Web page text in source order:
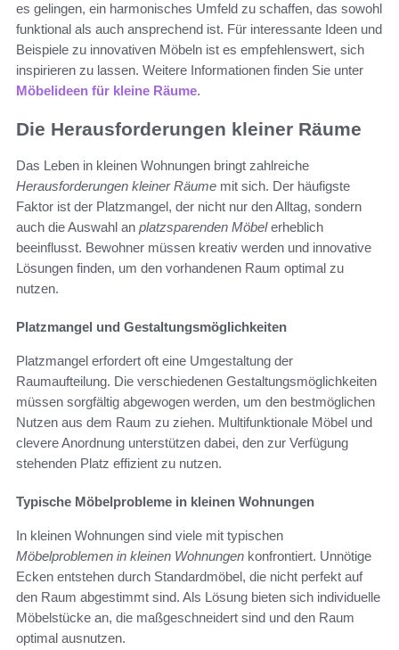
es gelingen, ein harmonisches Umfeld zu schaffen, das sowohl
funktional als auch ansprechend ist. Für interessante Ideen und
Beispiele zu innovativen Möbeln ist es empfehlenswert, sich
inspirieren zu lassen. Weitere Informationen finden Sie unter
Möbelideen für kleine Räume.
Die Herausforderungen kleiner Räume
Das Leben in kleinen Wohnungen bringt zahlreiche
Herausforderungen kleiner Räume mit sich. Der häufigste
Faktor ist der Platzmangel, der nicht nur den Alltag, sondern
auch die Auswahl an platzsparenden Möbelerheblich
beeinflusst. Bewohner müssen kreativ werden und innovative
Lösungen finden, um den vorhandenen Raum optimal zu
nutzen.
Platzmangel und Gestaltungsmöglichkeiten
Platzmangel erfordert oft eine Umgestaltung der
Raumaufteilung. Die verschiedenen Gestaltungsmöglichkeiten
müssen sorgfältig abgewogen werden, um den bestmöglichen
Nutzen aus dem Raum zu ziehen. Multifunktionale Möbel und
clevere Anordnung unterstützen dabei, den zur Verfügung
stehenden Platz effizient zu nutzen.
Typische Möbelprobleme in kleinen Wohnungen
In kleinen Wohnungen sind viele mit typischen
Möbelproblemen in kleinen Wohnungen konfrontiert. Unnötige
Ecken entstehen durch Standardmöbel, die nicht perfekt auf
den Raum abgestimmt sind. Als Lösung bieten sich individuelle
Möbelstücke an, die maßgeschneidert sind und den Raum
optimal ausnutzen.